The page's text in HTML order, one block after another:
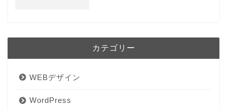
カテゴリー
WEBデザイン
WordPress